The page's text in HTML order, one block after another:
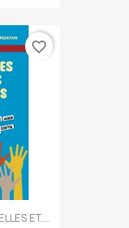
ET...
favorite_border